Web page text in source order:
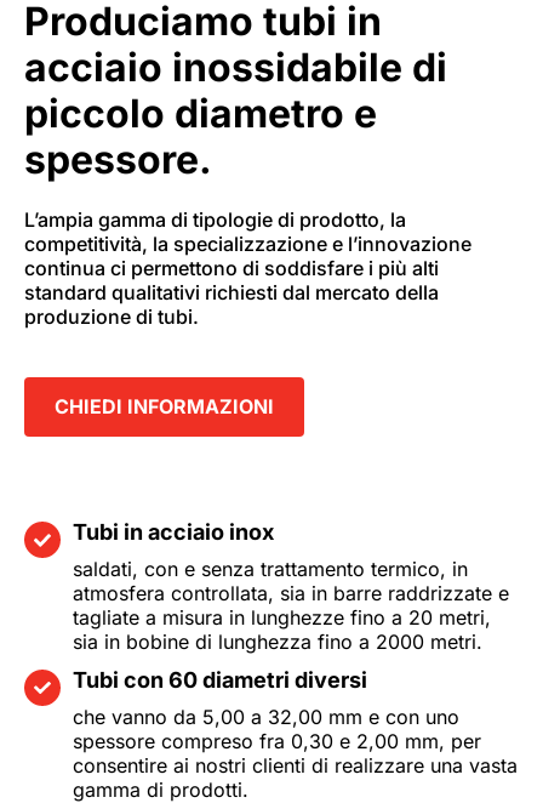
Produciamo tubi in
acciaio inossidabile di
piccolo diametro e
spessore.
L’ampia gamma di tipologie di prodotto, la
competitività, la specializzazione e l’innovazione
continua ci permettono di soddisfare i più alti
standard qualitativi richiesti dal mercato della
produzione di tubi.
CHIEDI INFORMAZIONI
Tubi in acciaio inox
saldati, con e senza trattamento termico, in
atmosfera controllata, sia in barre raddrizzate e
tagliate a misura in lunghezze fino a 20 metri,
sia in bobine di lunghezza fino a 2000 metri.
Tubi con 60 diametri diversi
che vanno da 5,00 a 32,00 mm e con uno
spessore compreso fra 0,30 e 2,00 mm, per
consentire ai nostri clienti di realizzare una vasta
gamma di prodotti.